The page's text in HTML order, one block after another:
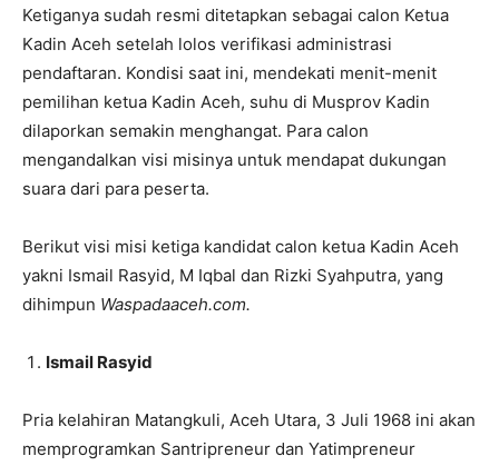
Ketiganya sudah resmi ditetapkan sebagai calon Ketua
Kadin Aceh setelah lolos verifikasi administrasi
pendaftaran. Kondisi saat ini, mendekati menit-menit
pemilihan ketua Kadin Aceh, suhu di Musprov Kadin
dilaporkan semakin menghangat. Para calon
mengandalkan visi misinya untuk mendapat dukungan
suara dari para peserta.
Berikut visi misi ketiga kandidat calon ketua Kadin Aceh
yakni Ismail Rasyid, M Iqbal dan Rizki Syahputra, yang
dihimpun Waspadaaceh.com.
Ismail Rasyid
Pria kelahiran Matangkuli, Aceh Utara, 3 Juli 1968 ini akan
memprogramkan Santripreneur dan Yatimpreneur